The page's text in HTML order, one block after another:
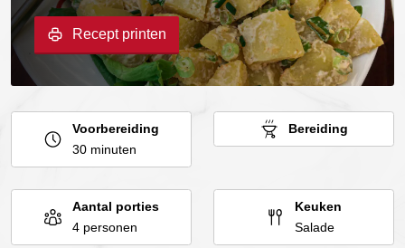
Recept printen
Voorbereiding
30 minuten
Bereiding
Aantal porties
4 personen
Keuken
Salade